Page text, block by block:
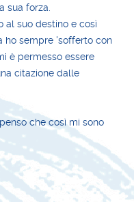
sua forza.
al suo destino e così
ho sempre 'sofferto con
è permesso essere
citazione dalle
che così mi sono